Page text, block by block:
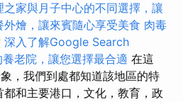
之家與月子中心的不同選擇，讓
外燴，讓來賓隨心享受美食 肉毒
深入了解Google Search
老院，讓您選擇最合適 在這
，我們到處都知道該地區的特
和主要港口，文化，教育，政